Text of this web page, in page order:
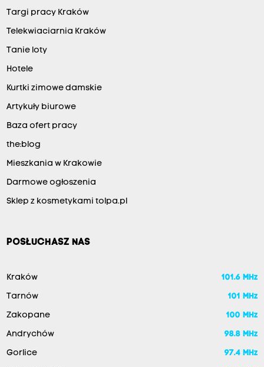
Targi pracy Kraków
Telekwiaciarnia Kraków
Tanie loty
Hotele
Kurtki zimowe damskie
Artykuły biurowe
Baza ofert pracy
the:blog
Mieszkania w Krakowie
Darmowe ogłoszenia
Sklep z kosmetykami tolpa.pl
POSŁUCHASZ NAS
Kraków 101.6 MHz
Tarnów 101 MHz
Zakopane 100 MHz
Andrychów 98.8 MHz
Gorlice 97.4 MHz